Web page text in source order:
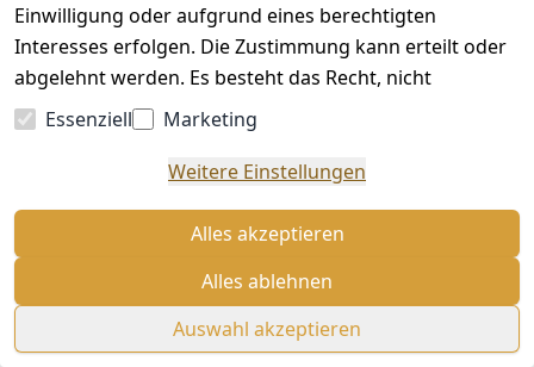
Einwilligung oder aufgrund eines berechtigten
Interesses erfolgen. Die Zustimmung kann erteilt oder
abgelehnt werden. Es besteht das Recht, nicht
einzuwilligen und die Einwilligung zu einem späteren
Zeitpunkt zu ändern oder zu widerrufen. Beachten Sie
Impressumund weitere Hinweise zur
Datenschutzerklärung.
Essenziell
Marketing
Weitere Einstellungen
Alles akzeptieren
Alles ablehnen
Auswahl akzeptieren
Vertrag
widerrufen
© Medailleur Christian Zimmer 2026